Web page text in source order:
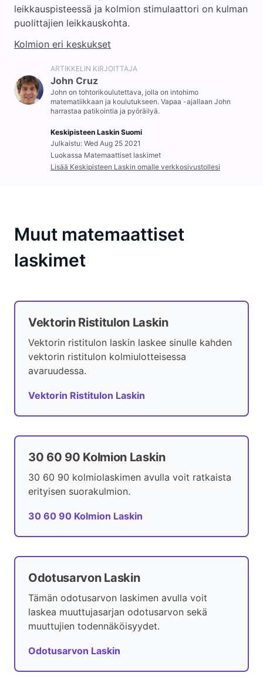
leikkauspisteessä ja kolmion stimulaattori on kulman
puolittajien leikkauskohta.
Kolmion eri keskukset
ARTIKKELIN KIRJOITTAJA
John Cruz
John on tohtorikoulutettava, jolla on intohimo
matematiikkaan ja koulutukseen. Vapaa -ajallaan John
harrastaa patikointia ja pyöräilyä.
Keskipisteen Laskin Suomi
Julkaistu: Wed Aug 25 2021
Luokassa Matemaattiset laskimet
Lisää Keskipisteen Laskin omalle verkkosivustollesi
Muut matemaattiset
laskimet
Vektorin Ristitulon Laskin
Vektorin ristitulon laskin laskee sinulle kahden
vektorin ristitulon kolmiulotteisessa
avaruudessa.
Vektorin Ristitulon Laskin
30 60 90 Kolmion Laskin
30 60 90 kolmiolaskimen avulla voit ratkaista
erityisen suorakulmion.
30 60 90 Kolmion Laskin
Odotusarvon Laskin
Tämän odotusarvon laskimen avulla voit
laskea muuttujasarjan odotusarvon sekä
muuttujien todennäköisyydet.
Odotusarvon Laskin